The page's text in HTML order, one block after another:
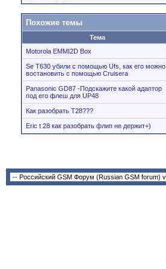
Похожие темы
Тема
Motorola EMMI2D Box
Se Т630 убили с помощью Ufs, как его можно
востановить с помощью Cruisera
Panasonic GD87 -Подскажите какой адаптор
под его флеш для UP48
Как разобрать Т28???
Eric t 28 как разобрать флип не держит+)